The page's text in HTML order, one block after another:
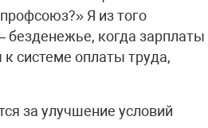
Я из того
безденежье, когда зарплаты
системе оплаты труда,
за улучшение условий